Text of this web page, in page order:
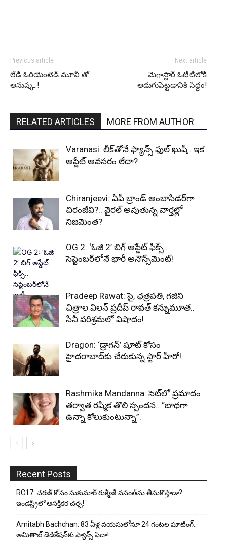
Previous article
లేడీ ఓరియెంటెడ్ మూవీ తో
అనుష్క..!
Next article
మెగాస్టార్ ఓటీటీలోకి
అడుగుపెట్టడానికి సిద్ధం!
RELATED ARTICLES MORE FROM AUTHOR
Varanasi: లీక్‌తోనే ఫ్యాన్స్ ఫుల్ ఖుషీ.. ఇక
అప్డేట్ అవసరం లేదా?
Chiranjeevi: ఏపీ బ్రాండ్ అంబాసిడర్‌గా
చిరంజీవి?.. వైరల్ అవుతున్న వార్తల్లో
నిజమెంత?
OG 2: ‘ఓజి 2’ బిగ్ అప్డేట్ ఫిక్స్..
సెప్టెంబర్‌లోనే భారీ అనౌన్స్‌మెంట్!
Pradeep Rawat: సై, ఛత్రపతి, గజిని
చిత్రాల విలన్ ప్రదీప్ రావత్ కన్నుమూత..
సినీ పరిశ్రమలో విషాదం!
Dragon: ‘డ్రాగన్’ షూట్ కోసం
హైదరాబాద్‌కు చేరుకున్న స్టార్ హీరో!
Rashmika Mandanna: సెట్‌లో ప్రమాదం
తర్వాత రష్మిక తొలి స్పందన.. “బాధగా
ఉన్నా కోలుకుంటున్నా”.
Recent Posts
RC17: చరణ్ కోసం సుకుమార్ రుక్మిణి వసంత్‌ను తీసుకొస్తాడా?
ఇండస్ట్రీలో ఆసక్తికర చర్చ!
Amitabh Bachchan: 83 ఏళ్ల వయసులోనూ 24 గంటల షూటింగ్..
అమితాబ్ డెడికేషన్‌కు ఫ్యాన్స్ ఫిదా!